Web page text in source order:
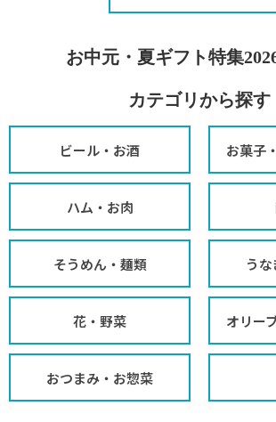
お中元・夏ギフト特集
カテゴリから探す
ビール・お酒 お菓子
ハム・お肉
そうめん・麺類 う
花・野菜 オリー
おつまみ・お惣菜